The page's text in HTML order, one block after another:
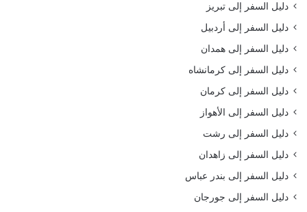
دليل السفر إلى تبريز
دليل السفر إلى أردبيل
دليل السفر إلى همدان
دليل السفر إلى كرمانشاه
دليل السفر إلى كرمان
دليل السفر إلى الأهواز
دليل السفر إلى رشت
دليل السفر إلى زاهدان
دليل السفر إلى بندر عباس
دليل السفر إلى جورجان